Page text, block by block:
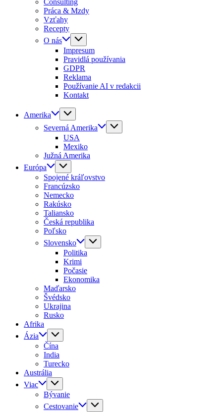
Consulting
Práca & Mzdy
Vzťahy
Recepty
O nás
Impresum
Pravidlá používania
GDPR
Reklama
Používanie AI v redakcii
Kontakt
Amerika
Severná Amerika
USA
Mexiko
Južná Amerika
Európa
Spojené kráľovstvo
Francúzsko
Nemecko
Rakúsko
Taliansko
Česká republika
Poľsko
Slovensko
Politika
Krimi
Počasie
Ekonomika
Maďarsko
Švédsko
Ukrajina
Rusko
Afrika
Ázia
Čína
India
Turecko
Austrália
Viac
Bývanie
Cestovanie